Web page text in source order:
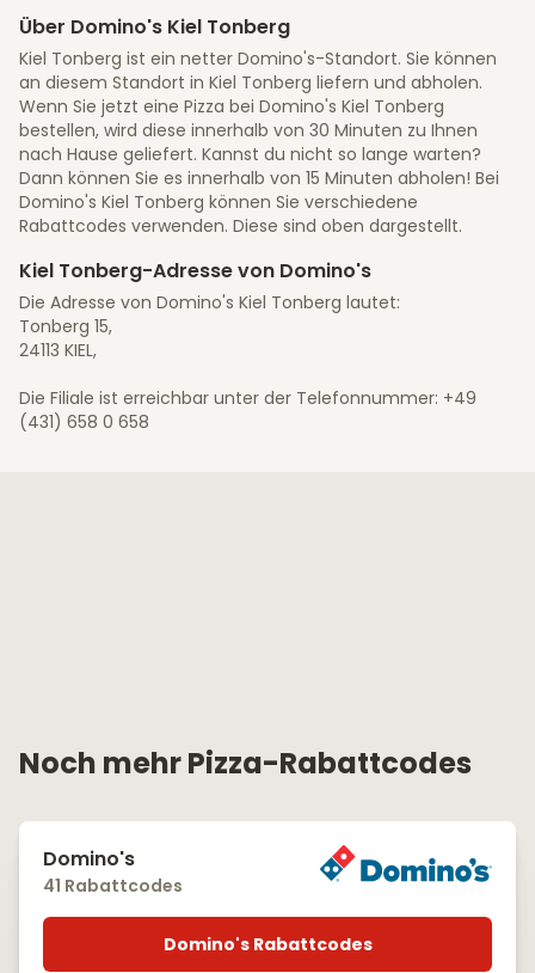
Über Domino's Kiel Tonberg
Kiel Tonberg ist ein netter Domino's-Standort. Sie können
an diesem Standort in Kiel Tonberg liefern und abholen.
Wenn Sie jetzt eine Pizza bei Domino's Kiel Tonberg
bestellen, wird diese innerhalb von 30 Minuten zu Ihnen
nach Hause geliefert. Kannst du nicht so lange warten?
Dann können Sie es innerhalb von 15 Minuten abholen! Bei
Domino's Kiel Tonberg können Sie verschiedene
Rabattcodes verwenden. Diese sind oben dargestellt.
Kiel Tonberg-Adresse von Domino's
Die Adresse von Domino's Kiel Tonberg lautet:
Tonberg 15,
24113 KIEL,
Die Filiale ist erreichbar unter der Telefonnummer: +49
(431) 658 0 658
Noch mehr Pizza-Rabattcodes
Domino's
41 Rabattcodes
Domino's Rabattcodes